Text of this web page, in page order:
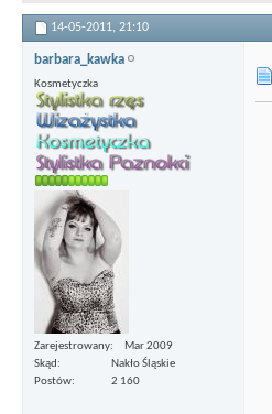
14-05-2011, 21:10
barbara_kawka
Kosmetyczka
Zarejestrowany
Mar 2009
Skąd
Nakło Śląskie
Postów
2 160